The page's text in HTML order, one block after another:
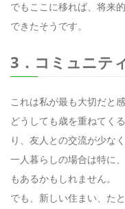
でもここに移れば、将来
できたそうです。
3．コミュニテ
これは私が最も大切だと
どうしても歳を重ねてく
り、友人との交流が少な
一人暮らしの場合は特に
もあるかもしれません。
でも、新しい住まい、た